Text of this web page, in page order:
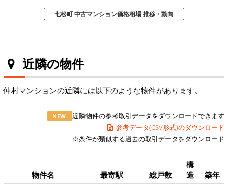
七松町 中古マンション価格相場 推移・動向
近隣の物件
仲村マンションの近隣には以下のような物件があります。
NEW
近隣物件の参考取引データをダウンロードできます
参考データ(CSV形式)のダウンロード
※条件が類似する過去の取引データをダウンロード
物件名 最寄駅 総戸数
構
造
築年